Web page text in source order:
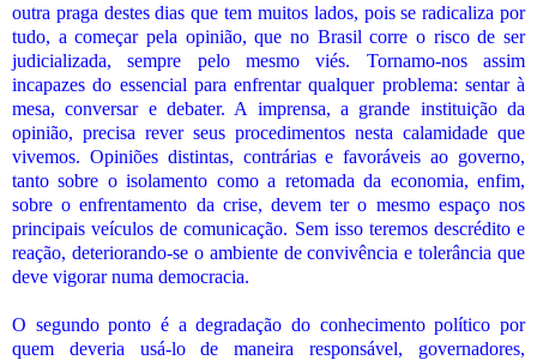
outra praga destes dias que tem muitos lados, pois se radicaliza por
tudo, a começar pela opinião, que no Brasil corre o risco de ser
judicializada, sempre pelo mesmo viés. Tornamo-nos assim
incapazes do essencial para enfrentar qualquer problema: sentar à
mesa, conversar e debater. A imprensa, a grande instituição da
opinião, precisa rever seus procedimentos nesta calamidade que
vivemos. Opiniões distintas, contrárias e favoráveis ao governo,
tanto sobre o isolamento como a retomada da economia, enfim,
sobre o enfrentamento da crise, devem ter o mesmo espaço nos
principais veículos de comunicação. Sem isso teremos descrédito e
reação, deteriorando-se o ambiente de convivência e tolerância que
deve vigorar numa democracia.
O segundo ponto é a degradação do conhecimento político por
quem deveria usá-lo de maneira responsável, governadores,